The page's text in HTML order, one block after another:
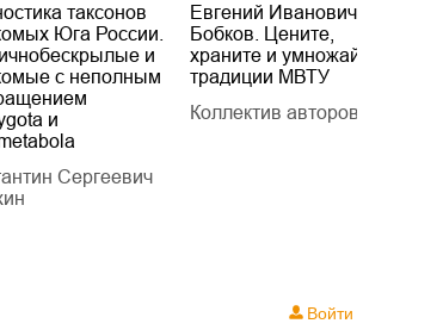
таксонов
Юга России.
и
с неполным
и
Сергеевич
Евгений Иванович
Бобков. Цените,
храните и умножайте
традиции МВТУ
Коллектив авторов
Войти